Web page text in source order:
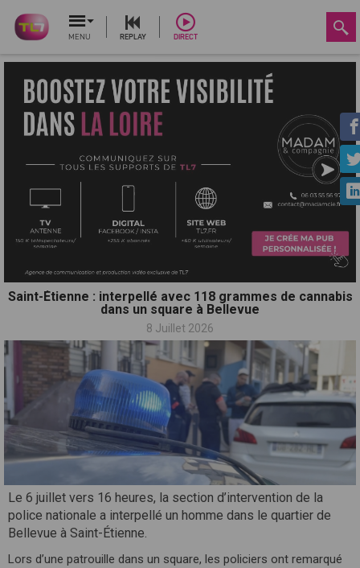
MENU REPLAY DIRECT
Saint-Étienne : interpellé avec 118 grammes de cannabis
dans un square à Bellevue
8 Juillet 2026
Le 6 juillet vers 16 heures, la section d’intervention de la
police nationale a interpellé un homme dans le quartier de
Bellevue à Saint-Étienne.
Lors d’une patrouille dans un square, les policiers ont remarqué